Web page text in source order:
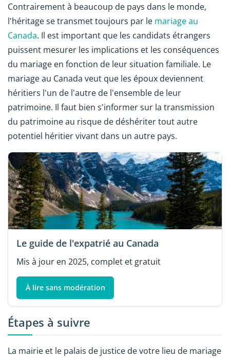
Contrairement à beaucoup de pays dans le monde,
l'héritage se transmet toujours par le mariage au
Canada. Il est important que les candidats étrangers
puissent mesurer les implications et les conséquences
du mariage en fonction de leur situation familiale. Le
mariage au Canada veut que les époux deviennent
héritiers l'un de l'autre de l'ensemble de leur
patrimoine. Il faut bien s'informer sur la transmission
du patrimoine au risque de déshériter tout autre
potentiel héritier vivant dans un autre pays.
Le guide de l'expatrié au Canada
Mis à jour en 2025, complet et gratuit
À lire sans modération
Étapes à suivre
La mairie et le palais de justice de votre lieu de mariage